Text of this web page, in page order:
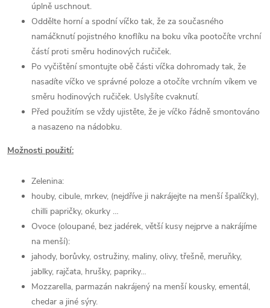
úplně uschnout.
Oddělte horní a spodní víčko tak, že za současného
namáčknutí pojistného knoflíku na boku víka pootočíte vrchní
částí proti směru hodinových ručiček.
Po vyčištění smontujte obě části víčka dohromady tak, že
nasadíte víčko ve správné poloze a otočíte vrchním víkem ve
směru hodinových ručiček. Uslyšíte cvaknutí.
Před použitím se vždy ujistěte, že je víčko řádně smontováno
a nasazeno na nádobku.
Možnosti použití:
Zelenina:
houby, cibule, mrkev, (nejdříve ji nakrájejte na menší špalíčky),
chilli papričky, okurky …
Ovoce (oloupané, bez jadérek, větší kusy nejprve a nakrájíme
na menší):
jahody, borůvky, ostružiny, maliny, olivy, třešně, meruňky,
jablky, rajčata, hrušky, papriky…
Mozzarella, parmazán nakrájený na menší kousky, ementál,
chedar a jiné sýry.